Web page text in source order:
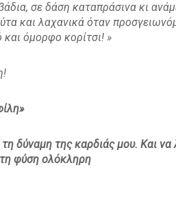
σε δάση καταπράσινα κι
και λαχανικά όταν
όμορφο κορίτσι! »
δύναμη της καρδιάς μου. Και
τη φύση ολόκληρη